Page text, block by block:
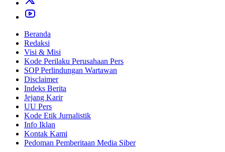
Beranda
Redaksi
Visi & Misi
Kode Perilaku Perusahaan Pers
SOP Perlindungan Wartawan
Disclaimer
Indeks Berita
Jejang Karir
UU Pers
Kode Etik Jurnalistik
Info Iklan
Kontak Kami
Pedoman Pemberitaan Media Siber